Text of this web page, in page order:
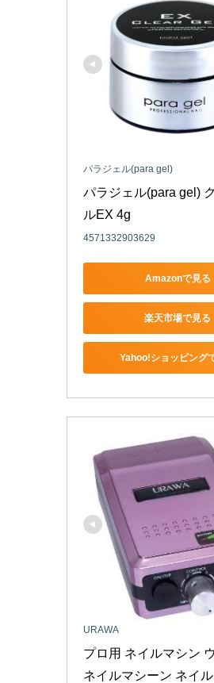
パラジェル(para gel)
パラジェル(para gel)
ルEX 4g
4571332903629
Amazonで見る
楽天市場で見る
Yahoo!ショッピング
URAWA
プロ用 ネイルマシン
ネイルマシーン ネイ